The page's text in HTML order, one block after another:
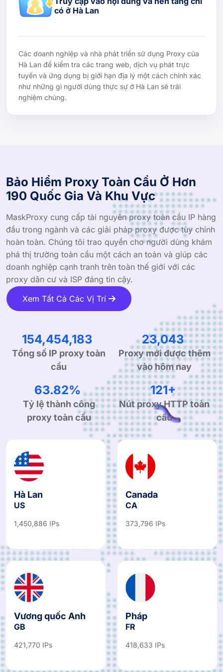
có ở Hà Lan
Các doanh nghiệp và nhà phát triển sử dụng Proxy của
Hà Lan để kiểm tra các trang web, dịch vụ phát trực
tuyến và ứng dụng bị giới hạn địa lý một cách chính xác
như những gì người dùng thực sự ở Hà Lan sẽ trải
nghiệm chúng.
Bảo Hiểm Proxy Toàn Cầu Ở Hơn
190 Quốc Gia Và Khu Vực
MaskProxy cung cấp tài nguyên proxy toàn cầu IP hàng
đầu trong ngành và các giải pháp proxy được tùy chỉnh
hoàn toàn. Chúng tôi trao quyền cho người dùng khám
phá thị trường toàn cầu một cách an toàn và giúp các
doanh nghiệp cạnh tranh trên toàn thế giới với các
proxy dân cư và ISP đáng tin cậy.
Xem Tất Cả Các Vị Trí
240,048,687
Tổng số IP proxy toàn
35,813
Proxy mới được thêm
vào hôm nay
99.90%
Tỷ lệ thành công
proxy toàn cầu
190+
Nút proxy HTTP toàn
Hà Lan
US
Canada
CA
Vương quốc Anh
GB FR